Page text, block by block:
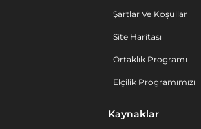
Şartlar Ve Koşullar
Site Haritası
Ortaklık Programı
Elçilik Programımızı
Kaynaklar